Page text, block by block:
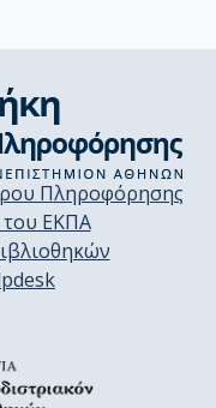
Πληροφόρησης
του ΕΚΠΑ